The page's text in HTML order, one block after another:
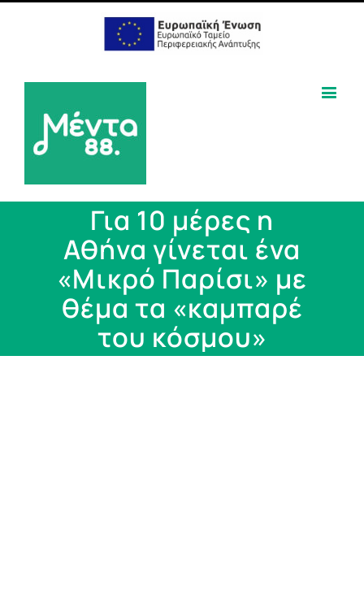
Για 10 μέρες η
Αθήνα γίνεται ένα
«Μικρό Παρίσι» με
θέμα τα «καμπαρέ
του κόσμου»